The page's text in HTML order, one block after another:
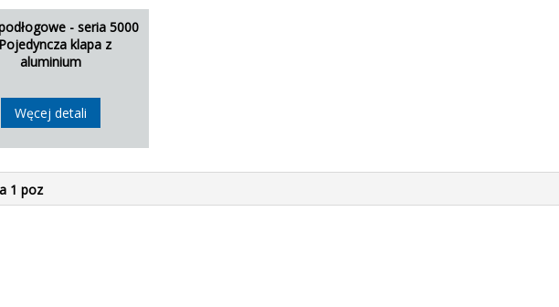
- seria 5000
klapa z
aluminium
Węcej detali
1 poz